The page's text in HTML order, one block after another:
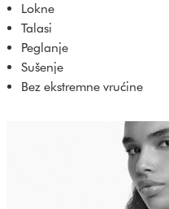
Lokne
Talasi
Peglanje
Sušenje
Bez ekstremne vrućine